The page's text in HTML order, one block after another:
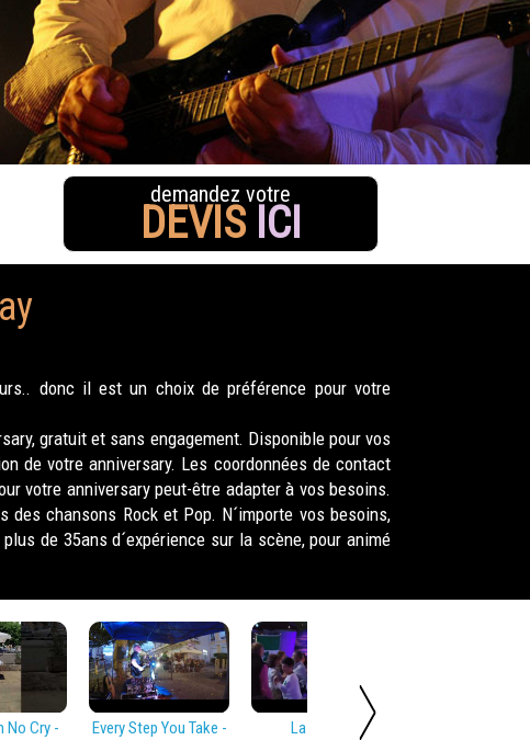
demandez votre
DEVIS ICI
donc il est un choix de préférence pour votre
gratuit et sans engagement. Disponible pour vos
de votre anniversary. Les coordonnées de contact
votre anniversary peut-être adapter à vos besoins.
chansons Rock et Pop. N´importe vos besoins,
de 35ans d´expérience sur la scène, pour animé
No Cry -
Every Step You Take -
La Bamba